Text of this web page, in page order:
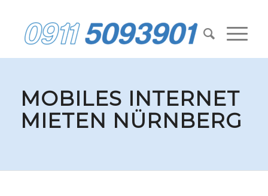
MOBILES INTERNET
MIETEN NÜRNBERG